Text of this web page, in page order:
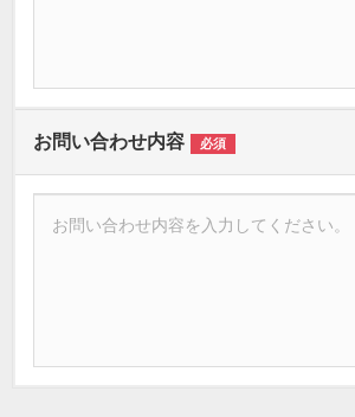
お問い合わせ内容 必須